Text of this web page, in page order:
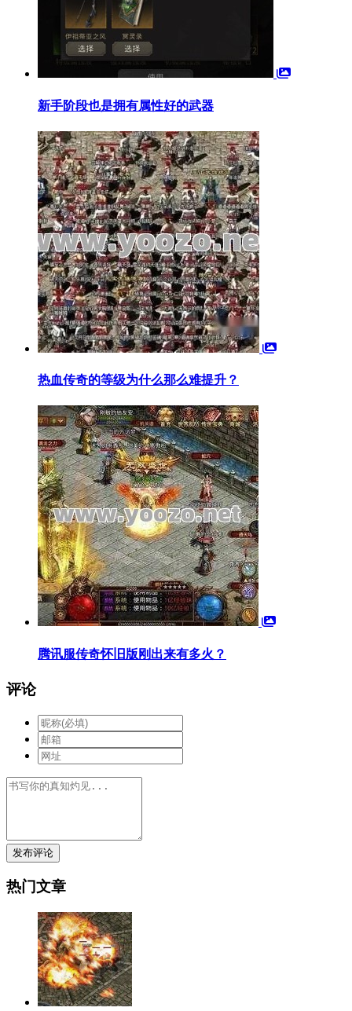
新手阶段也是拥有属性好的武器
热血传奇的等级为什么那么难提升？
腾讯服传奇怀旧版刚出来有多火？
评论
发布评论
热门文章